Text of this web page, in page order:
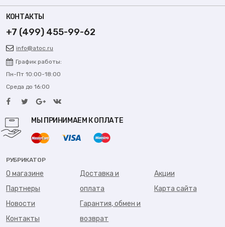
КОНТАКТЫ
+7 (499) 455-99-62
info@atoc.ru
График работы:
Пн-Пт 10:00-18:00
Среда до 16:00
МЫ ПРИНИМАЕМ К ОПЛАТЕ
РУБРИКАТОР
О магазине
Партнеры
Новости
Контакты
Доставка и
оплата
Гарантия, обмен и
возврат
Акции
Карта сайта